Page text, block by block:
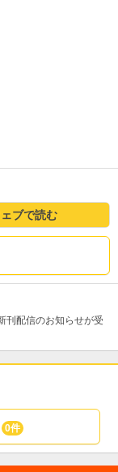
ブで読む
刊配信のお知らせが受
0件